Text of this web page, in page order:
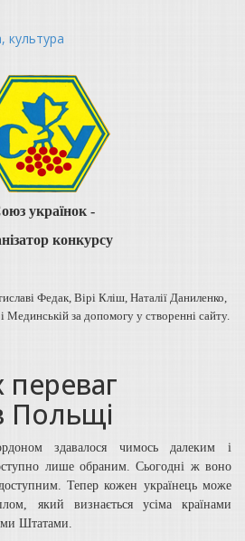
культура
українок -
конкурсу
Федак, Вірі Кліш, Наталії Даниленко,
за допомогу у створенні сайту.
Польщі
здавалося чимось далеким і
лише обраним. Сьогодні ж воно
Тепер кожен українець може
який визнається усіма країнами
Штатами.